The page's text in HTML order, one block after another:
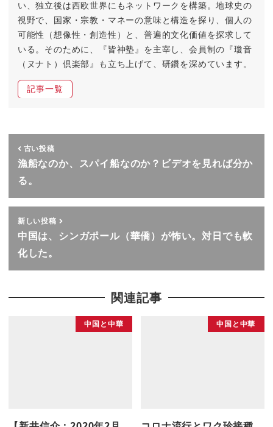
い、独立後は西欧世界にもネットワークを構築。地球史の
視野で、国家・宗教・マネーの意味と構造を探り、個人の
可能性（想像性・創造性）と、普遍的文化価値を探求して
いる。そのために、『皆神塾』を主宰し、会員制の『瓊音
（ヌナト）倶楽部』も立ち上げて、研鑽を深めています。
記事一覧
古い投稿
漁船なのか、スパイ船なのか？ビデオを見れば分か
る。
新しい投稿
中国は、シンガポール（華僑）が怖い。対日でも軟
化した。
関連記事
中国と中華 中国と中華